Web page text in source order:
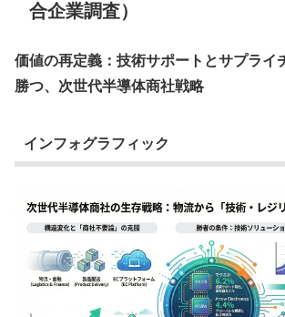
合企業調査）
価値の再定義：技術サポートとサプライ
勝つ、次世代半導体商社戦略
インフォグラフィック